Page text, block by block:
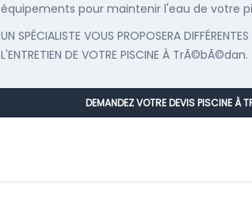
équipements pour maintenir l'eau de votre
UN SPÉCIALISTE VOUS PROPOSERA
L'ENTRETIEN DE VOTRE PISCINE À TrÃ©bÃ©dan.
DEMANDEZ VOTRE DEVIS PISCINE À